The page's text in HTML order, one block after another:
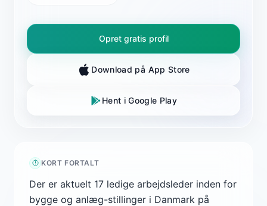
Opret gratis profil
Download på App Store
Hent i Google Play
KORT FORTALT
Der er aktuelt 17 ledige arbejdsleder inden for
bygge og anlæg-stillinger i Danmark på